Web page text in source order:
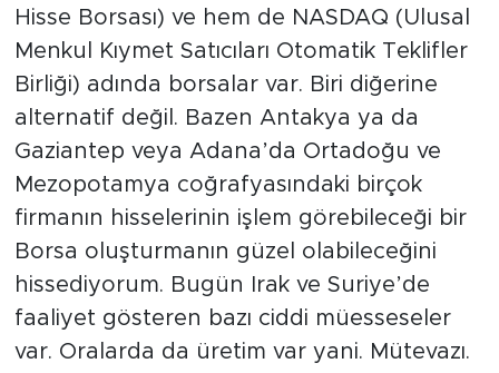
Hisse Borsası) ve hem de NASDAQ (Ulusal
Menkul Kıymet Satıcıları Otomatik Teklifler
Birliği) adında borsalar var. Biri diğerine
alternatif değil. Bazen Antakya ya da
Gaziantep veya Adana’da Ortadoğu ve
Mezopotamya coğrafyasındaki birçok
firmanın hisselerinin işlem görebileceği bir
Borsa oluşturmanın güzel olabileceğini
hissediyorum. Bugün Irak ve Suriye’de
faaliyet gösteren bazı ciddi müesseseler
var. Oralarda da üretim var yani. Mütevazı.